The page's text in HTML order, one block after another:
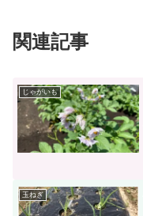
関連記事
じゃがいも
玉ねぎ